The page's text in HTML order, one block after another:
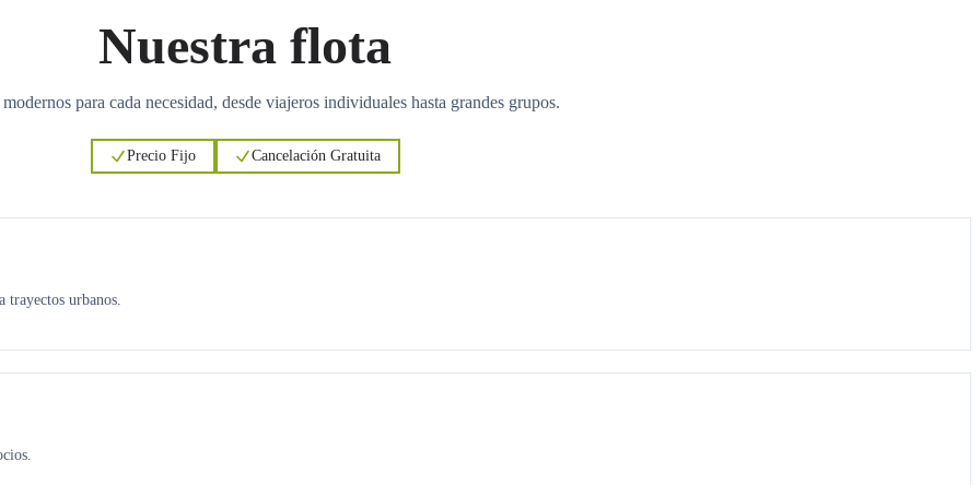
Nuestra flota
para cada necesidad, desde viajeros individuales hasta grandes grupos.
Precio Fijo Cancelación Gratuita
urbanos.